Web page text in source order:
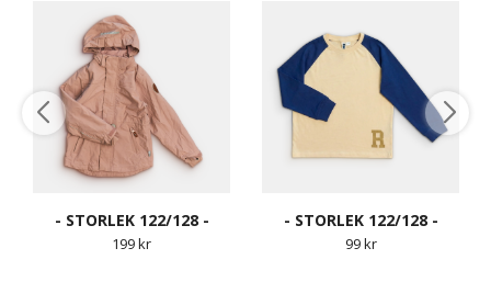
- STORLEK 122/128 -
199 kr
- STORLEK 122/128 -
99 kr